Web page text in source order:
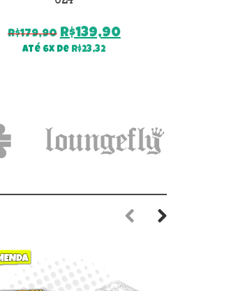
R$179,90 O
preço
R$139,90O
Até 6x de R$23,32